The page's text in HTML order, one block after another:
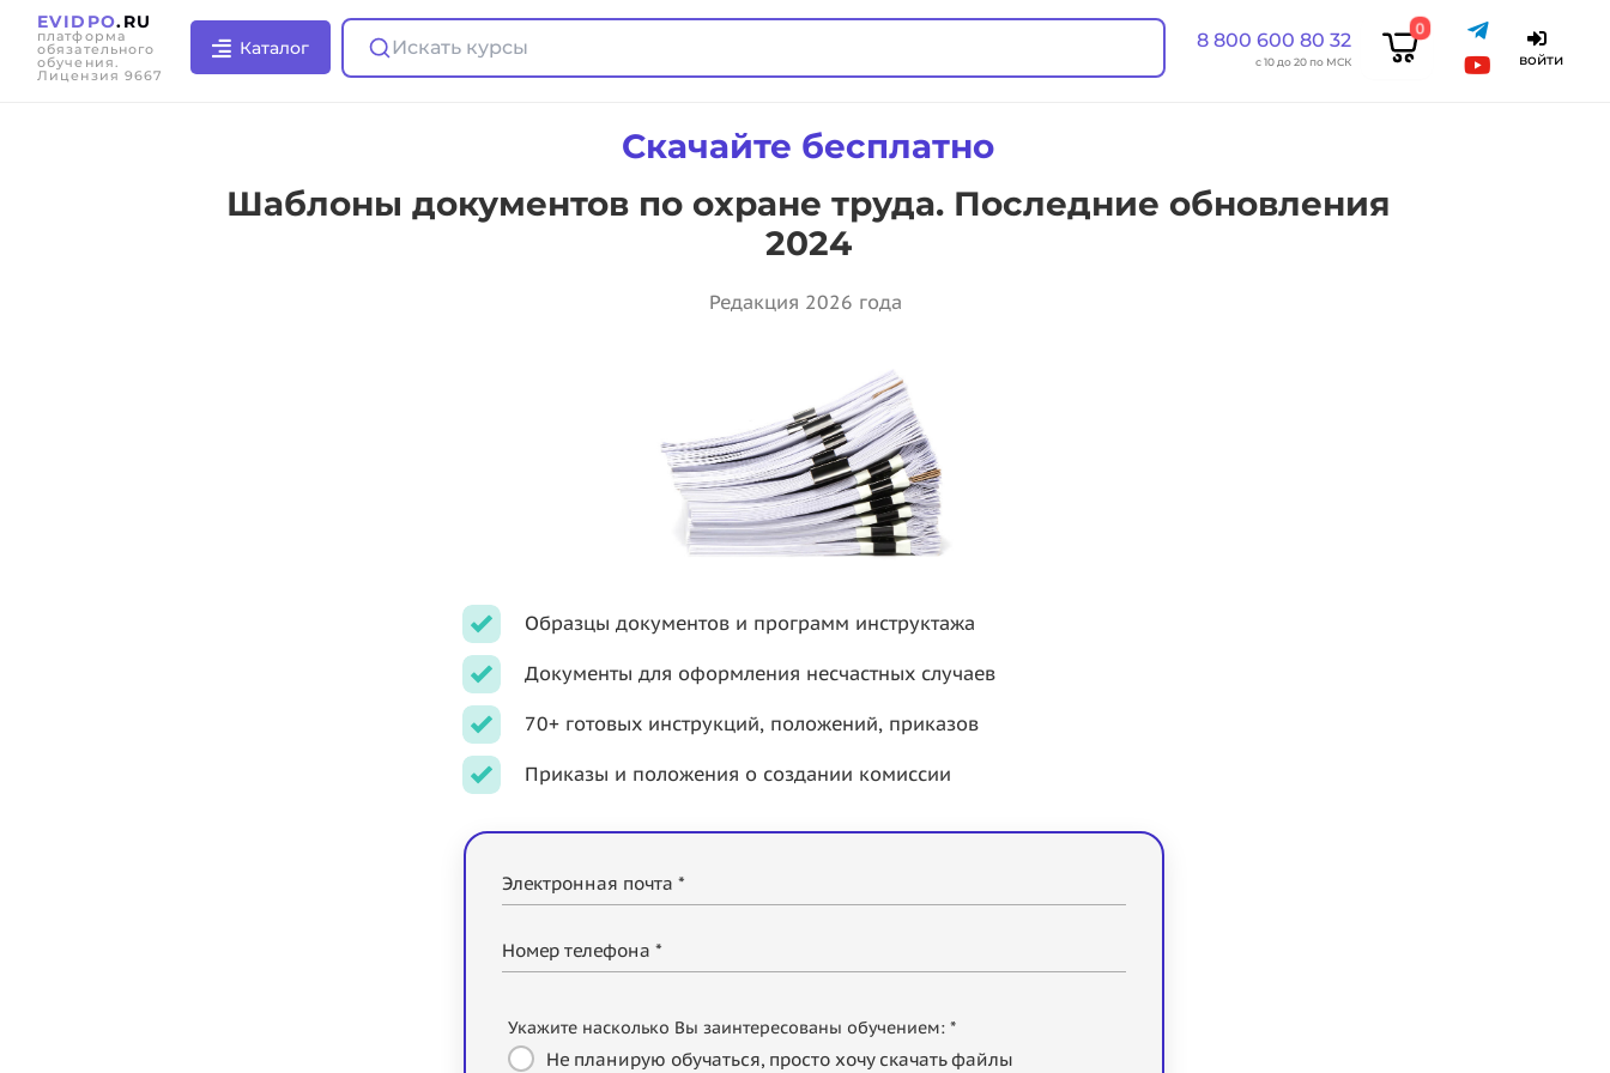
EVIDPO.RU
платформа
обязательного
обучения.
Лицензия 9667
Каталог Искать курсы 8 800 600 80 32
с 10 до 20 по МСК
0
войти
Скачайте бесплатно
Шаблоны документов по охране труда. Последние обновления
2024
Редакция 2026 года
Образцы документов и программ инструктажа
Документы для оформления несчастных случаев
70+ готовых инструкций, положений, приказов
Приказы и положения о создании комиссии
Электронная почта *
Номер телефона *
Укажите насколько Вы заинтересованы обучением: *
Не планирую обучаться, просто хочу скачать файлы